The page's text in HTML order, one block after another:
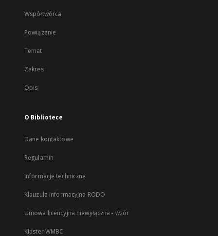
Współtwórca
Powiązanie
Temat
Zakres
Opis
O Bibliotece
Dane kontaktowe
Regulamin
Informacje techniczne
Klauzula informacyjna RODO
Umowa licencyjna niewyłączna - wzór
Klaster WMBC